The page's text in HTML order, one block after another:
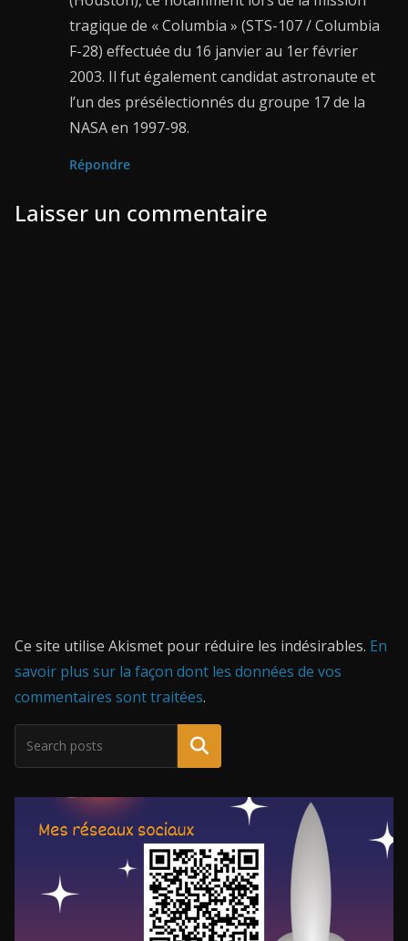
tragique de « Columbia » (STS-107 / Columbia
F-28) effectuée du 16 janvier au 1er février
2003. Il fut également candidat astronaute et
l’un des présélectionnés du groupe 17 de la
NASA en 1997-98.
Répondre
Laisser un commentaire
Ce site utilise Akismet pour réduire les indésirables. En
savoir plus sur la façon dont les données de vos
commentaires sont traitées.